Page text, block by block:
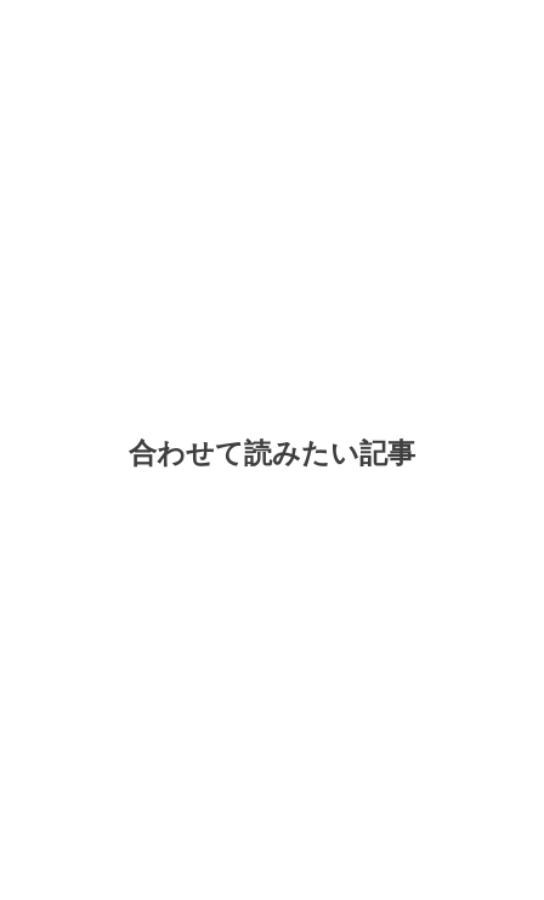
合わせて読みたい記事